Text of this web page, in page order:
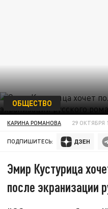
ОБЩЕСТВО
КАРИНА РОМАНОВА 29 ОКТЯБРЯ
ПОДПИШИТЕСЬ:
Эмир Кустурица
после экранизации